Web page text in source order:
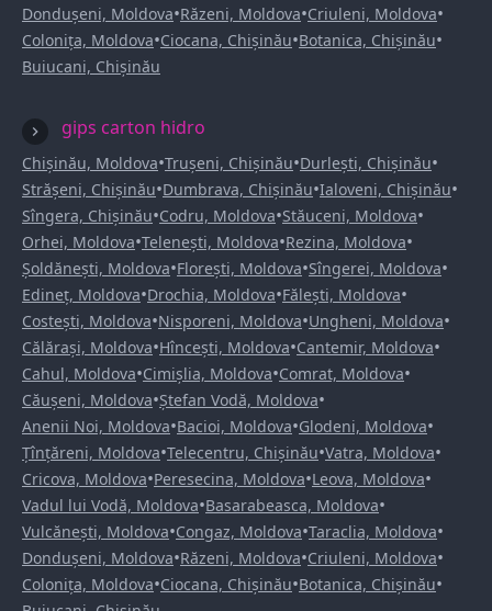
Dondușeni, Moldova•Răzeni, Moldova•Criuleni, Moldova•
Colonița, Moldova•Ciocana, Chișinău•Botanica, Chișinău•
Buiucani, Chișinău
gips carton hidro
Chișinău, Moldova•Trușeni, Chișinău•Durlești, Chișinău•
Strășeni, Chișinău•Dumbrava, Chișinău•Ialoveni, Chișinău•
Sîngera, Chișinău•Codru, Moldova•Stăuceni, Moldova•
Orhei, Moldova•Telenești, Moldova•Rezina, Moldova•
Șoldănești, Moldova•Florești, Moldova•Sîngerei, Moldova•
Edineț, Moldova•Drochia, Moldova•Fălești, Moldova•
Costești, Moldova•Nisporeni, Moldova•Ungheni, Moldova•
Călărași, Moldova•Hîncești, Moldova•Cantemir, Moldova•
Cahul, Moldova•Cimișlia, Moldova•Comrat, Moldova•
Căușeni, Moldova•Ștefan Vodă, Moldova•
Anenii Noi, Moldova•Bacioi, Moldova•Glodeni, Moldova•
Țînțăreni, Moldova•Telecentru, Chișinău•Vatra, Moldova•
Cricova, Moldova•Peresecina, Moldova•Leova, Moldova•
Vadul lui Vodă, Moldova•Basarabeasca, Moldova•
Vulcănești, Moldova•Congaz, Moldova•Taraclia, Moldova•
Dondușeni, Moldova•Răzeni, Moldova•Criuleni, Moldova•
Colonița, Moldova•Ciocana, Chișinău•Botanica, Chișinău•